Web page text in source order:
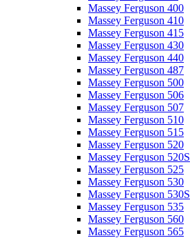
Massey Ferguson 400
Massey Ferguson 410
Massey Ferguson 415
Massey Ferguson 430
Massey Ferguson 440
Massey Ferguson 487
Massey Ferguson 500
Massey Ferguson 506
Massey Ferguson 507
Massey Ferguson 510
Massey Ferguson 515
Massey Ferguson 520
Massey Ferguson 520S
Massey Ferguson 525
Massey Ferguson 530
Massey Ferguson 530S
Massey Ferguson 535
Massey Ferguson 560
Massey Ferguson 565